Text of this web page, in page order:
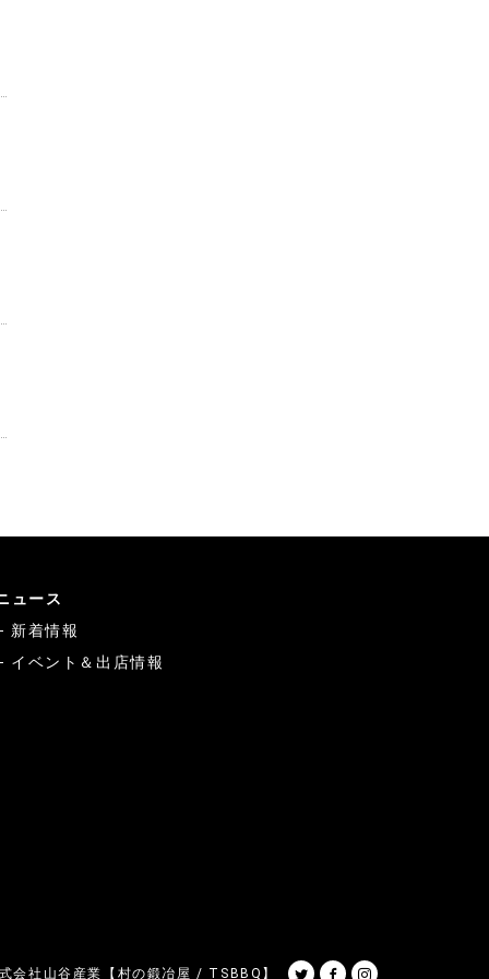
ュース
新着情報
イベント＆出店情報
Twitter
Facebook
Instagram
会社山谷産業【村の鍛冶屋 / TSBBQ】